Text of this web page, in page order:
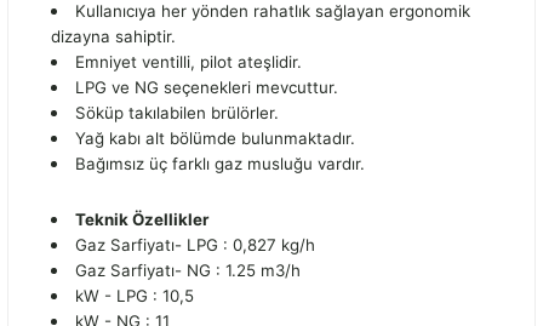
Kullanıcıya her yönden rahatlık sağlayan ergonomik
dizayna sahiptir.
Emniyet ventilli, pilot ateşlidir.
LPG ve NG seçenekleri mevcuttur.
Söküp takılabilen brülörler.
Yağ kabı alt bölümde bulunmaktadır.
Bağımsız üç farklı gaz musluğu vardır.
Teknik Özellikler
Gaz Sarfiyatı- LPG : 0,827 kg/h
Gaz Sarfiyatı- NG : 1.25 m3/h
kW - LPG : 10,5
kW - NG : 11